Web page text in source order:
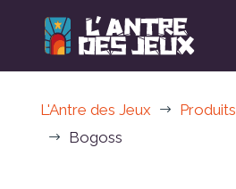
L'Antre des Jeux $ Produits
$ Bogoss